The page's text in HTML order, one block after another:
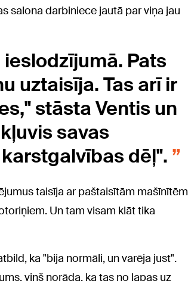
salona darbiniece jautā par viņa jau
Pats
uztaisīja. Tas arī ir
stāsta Ventis un
savas
dēļ".
taisīja ar paštaisītām mašīnītēm
Un tam visam klāt tika
ka "bija normāli, un varēja just".
viņš norāda, ka tas no lapas uz